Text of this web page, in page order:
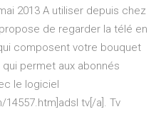
2013 A utiliser depuis chez
de regarder la télé en
composent votre bouquet
permet aux abonnés
le logiciel
tv[/a]. Tv